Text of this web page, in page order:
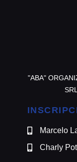
"ABA"
Marcelo
Charly